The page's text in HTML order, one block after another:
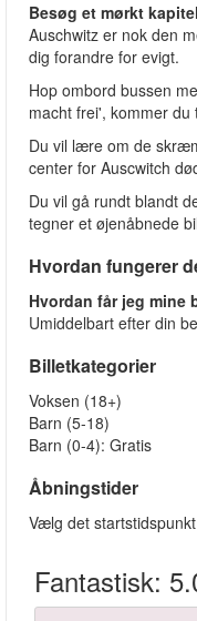
Besøg et mørkt
Auschwitz er nok den
dig forandre for evigt.
Hop ombord bussen
macht frei', kommer
Du vil lære om de
center for Auscwitch
Du vil gå rundt blandt
tegner et øjenåbnede
Hvordan fungerer
Hvordan får jeg mine
Umiddelbart efter din
Billetkategorier
Voksen (18+)
Barn (5-18)
Barn (0-4): Gratis
Åbningstider
Vælg det
Fantastisk: